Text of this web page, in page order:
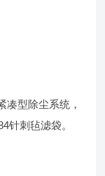
凑型除尘系统，
针刺毡滤袋。